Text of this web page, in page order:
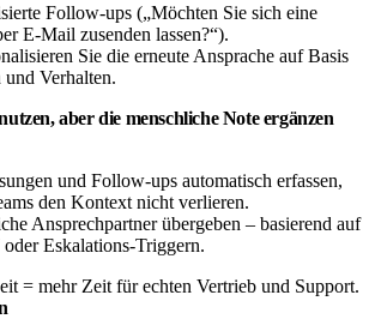
Follow-ups („Möchten Sie sich eine
E-Mail zusenden lassen?“).
Sie die erneute Ansprache auf Basis
Verhalten.
aber die menschliche Note ergänzen
und Follow-ups automatisch erfassen,
den Kontext nicht verlieren.
Ansprechpartner übergeben – basierend auf
Eskalations-Triggern.
= mehr Zeit für echten Vertrieb und Support.